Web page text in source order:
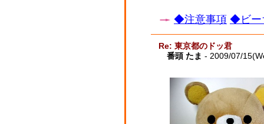
◆注意事項 ◆ビー
Re: 東京都のドッ君
番頭 たま - 2009/07/